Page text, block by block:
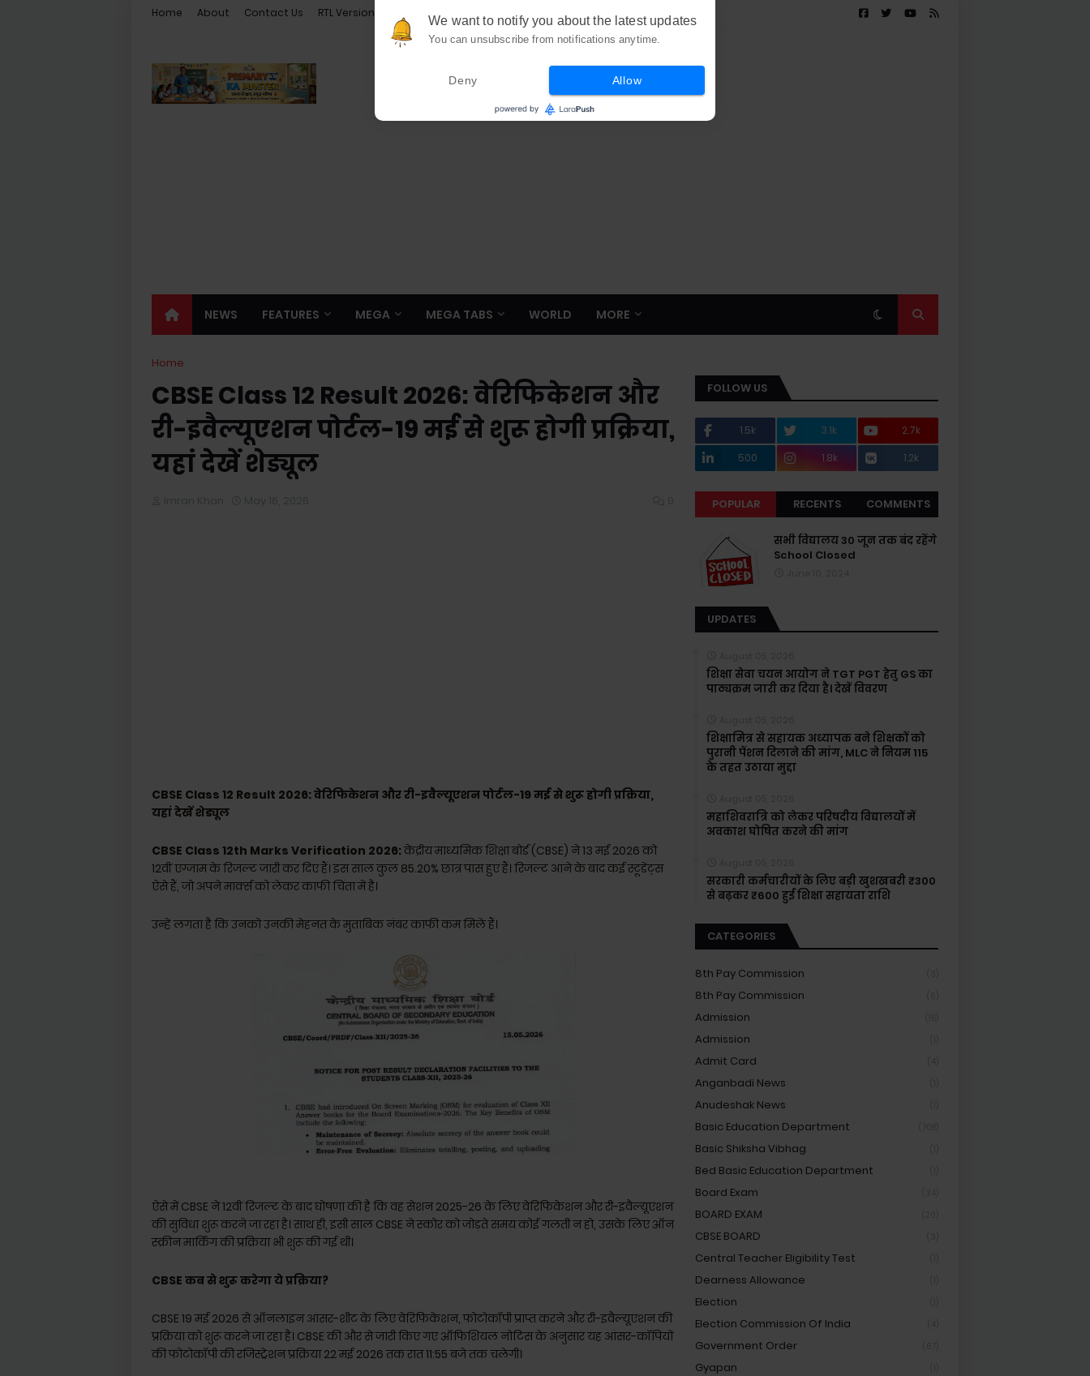
Home About Contact Us RTL Version
NEWS FEATURES MEGA MEGA TABS WORLD MORE
Home
CBSE Class 12 Result 2026: वेरिफिकेशन और
री-इवैल्यूएशन पोर्टल-19 मई से शुरू होगी प्रक्रिया,
यहां देखें शेड्यूल
CBSE Class 12 Result 2026: वेरिफिकेशन और री-इवैल्यूएशन पोर्टल-19 मई से शुरू होगी प्रक्रिया,
यहां देखें शेड्यूल
CBSE Class 12th Marks Verification 2026:केंद्रीय माध्यमिक शिक्षा बोर्ड (CBSE) ने 13 मई 2026 को
12वीं एग्जाम के रिजल्ट जारी कर दिए हैं। इस साल कुल 85.20% छात्र पास हुए हैं। रिजल्ट आने के बाद कई स्टूडेंट्स
ऐसे हैं, जो अपने मार्क्स को लेकर काफी चिंता में है।
उन्हें लगता है कि उनको उनकी मेहनत के मुताबिक नंबर काफी कम मिले हैं।
ऐसे में CBSE ने 12वीं रिजल्ट के बाद घोषणा की है कि वह सेशन 2025-26 के लिए वेरिफिकेशन और री-इवैल्यूएशन
की सुविधा शुरू करने जा रहा है। साथ ही, इसी साल CBSE ने स्कोर को जोड़ते समय कोई गलती न हो, उसके लिए ऑन
स्क्रीन मार्किंग की प्रक्रिया भी शुरू की गई थी।
CBSE कब से शुरू करेगा ये प्रक्रिया?
CBSE 19 मई 2026 से ऑनलाइन आंसर-शीट के लिए वेरिफिकेशन, फोटोकॉपी प्राप्त करने और री-इवैल्यूएशन की
प्रक्रिया को शुरू करने जा रहा है। CBSE की और से जारी किए गए ऑफिशियल नोटिस के अनुसार यह आंसर-कॉपियों
की फोटोकॉपी की रजिस्ट्रेशन प्रक्रिया 22 मई 2026 तक रात 11:55 बजे तक चलेगी।
FOLLOW US
1.5k 3.1k
2.7k
500
1.8k 1.2k
POPULAR RECENTS COMMENTS
सभी विद्यालय 30 जून तक बंद रहेंगे
School Closed
UPDATES
शिक्षा सेवा चयन आयोग ने TGT PGT हेतु GS का
पाठ्यक्रम जारी कर दिया है। देखें विवरण
शिक्षामित्र से सहायक अध्यापक बने शिक्षकों को
पुरानी पेंशन दिलाने की मांग, MLC ने नियम 115
के तहत उठाया मुद्दा
महाशिवरात्रि को लेकर परिषदीय विद्यालयों में
अवकाश घोषित करने की मांग
सरकारी कर्मचारीयों के लिए बड़ी खुशखबरी ₹300
से बढ़कर ₹600 हुई शिक्षा सहायता राशि
CATEGORIES
8th Pay Commission
8th Pay Commission
Admission
Admission
Admit Card
Anganbadi News
Anudeshak News
Basic Education Department
Basic Shiksha Vibhag
Bed Basic Education Department
Board Exam
BOARD EXAM
CBSE BOARD
Central Teacher Eligibility Test
Dearness Allowance
Election
Election Commission Of India
Government Order
Gyapan
We want to notify you about the latest updates
You can unsubscribe from notifications anytime.
Deny Allow